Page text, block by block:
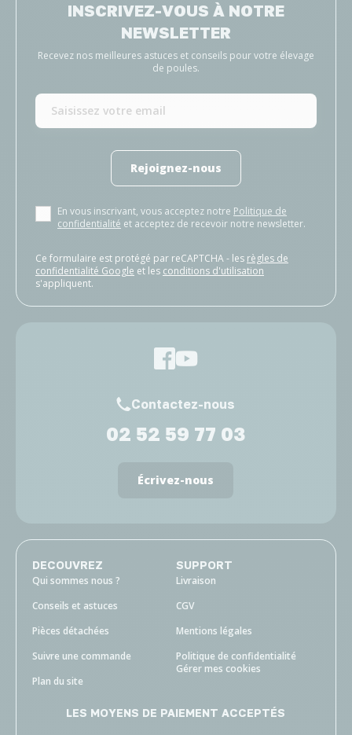
INSCRIVEZ-VOUS À NOTRE
NEWSLETTER
Recevez nos meilleures astuces et conseils pour votre élevage
de poules.
Rejoignez-nous
En vous inscrivant, vous acceptez notre Politique de
confidentialité et acceptez de recevoir notre newsletter.
Ce formulaire est protégé par reCAPTCHA - les règles de
confidentialité Google et les conditions d'utilisation
s'appliquent.
Contactez-nous
02 52 59 77 03
Écrivez-nous
DECOUVREZ
Qui sommes nous ?
Conseils et astuces
Pièces détachées
Suivre une commande
Plan du site
SUPPORT
Livraison
CGV
Mentions légales
Politique de confidentialité
Gérer mes cookies
LES MOYENS DE PAIEMENT ACCEPTÉS